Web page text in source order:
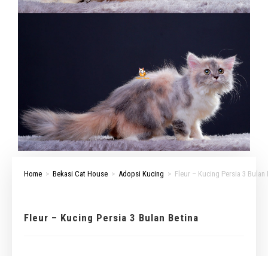
Home > Bekasi Cat House > Adopsi Kucing > Fleur – Kucing Persia 3 Bulan
Fleur – Kucing Persia 3 Bulan Betina